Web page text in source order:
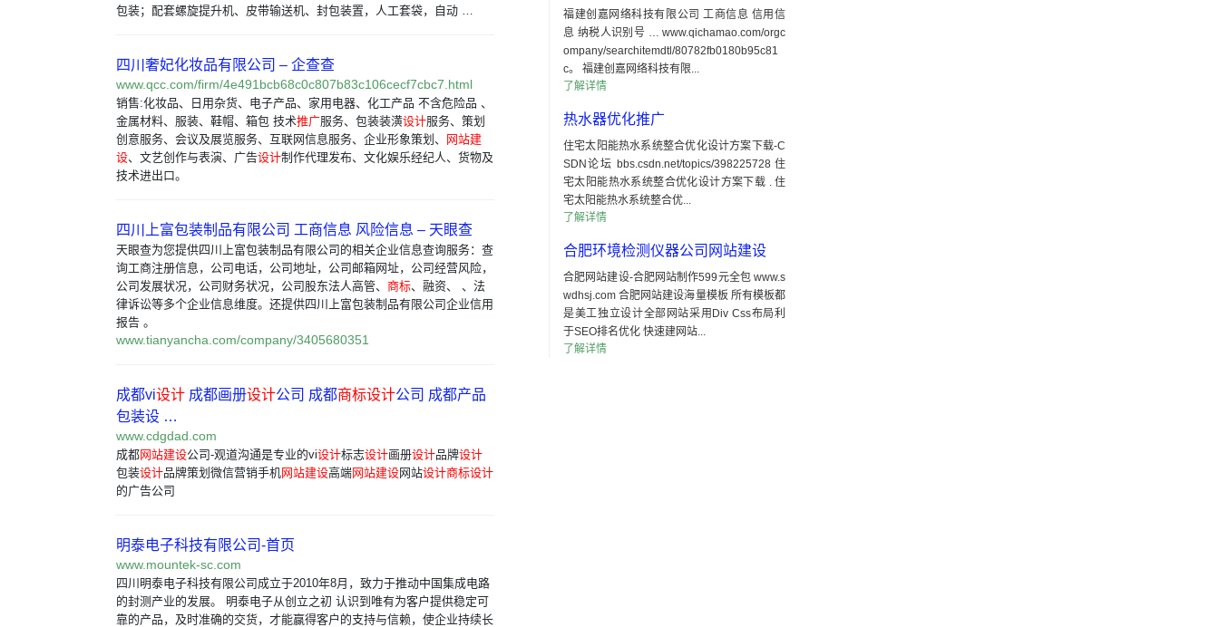
包装；配套螺旋提升机、皮带输送机、封包装置，人工套袋，自动 …
四川奢妃化妆品有限公司 – 企查查
www.qcc.com/firm/4e491bcb68c0c807b83c106cecf7cbc7.html
销售:化妆品、日用杂货、电子产品、家用电器、化工产品 不含危险品 、
金属材料、服装、鞋帽、箱包 技术推广服务、包装装潢设计服务、策划
创意服务、会议及展览服务、互联网信息服务、企业形象策划、
网站建
设、文艺创作与表演、广告设计制作代理发布、文化娱乐经纪人、货物及
技术进出口。
四川上富包装制品有限公司 工商信息 风险信息 – 天眼查
天眼查为您提供四川上富包装制品有限公司的相关企业信息查询服务：查
询工商注册信息，公司电话，公司地址，公司邮箱网址，公司经营风险，
公司发展状况，公司财务状况，公司股东法人高管、 商标、融资、 、法
律诉讼等多个企业信息维度。还提供四川上富包装制品有限公司企业信用
报告 。
www.tianyancha.com/company/3405680351
成都vi设计 成都画册设计公司 成都商标设计公司 成都产品
包装设 …
www.cdgdad.com
成都网站建设公司-观道沟通是专业的vi设计标志设计画册设计品牌设计
包装设计品牌策划微信营销手机网站建设高端网站建设网站设计商标设计
的广告公司
明泰电子科技有限公司-首页
www.mountek-sc.com
四川明泰电子科技有限公司成立于2010年8月，致力于推动中国集成电路
的封测产业的发展。 明泰电子从创立之初 认识到唯有为客户提供稳定可
靠的产品，及时准确的交货，才能赢得客户的支持与信赖，使企业持续长
福建创嘉网络科技有限公司 工商信息 信用信
息 纳税人识别号 … www.qichamao.com/orgc
ompany/searchitemdtl/80782fb0180b95c81
c。 福建创嘉网络科技有限...
了解详情
热水器优化推广
住宅太阳能热水系统整合优化设计方案下载-C
SDN论坛 bbs.csdn.net/topics/398225728 住
宅太阳能热水系统整合优化设计方案下载 . 住
宅太阳能热水系统整合优...
了解详情
合肥环境检测仪器公司网站建设
合肥网站建设-合肥网站制作599元全包 www.s
wdhsj.com 合肥网站建设海量模板 所有模板都
是美工独立设计全部网站采用Div Css布局利
于SEO排名优化 快速建网站...
了解详情